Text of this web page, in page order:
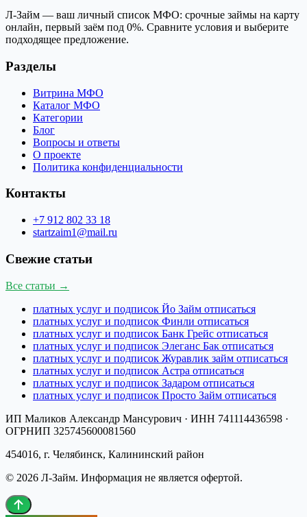
Л-Займ — ваш личный список МФО: срочные займы на карту
онлайн, первый заём под 0%. Сравните условия и выберите
подходящее предложение.
Разделы
Витрина МФО
Каталог МФО
Категории
Блог
Вопросы и ответы
О проекте
Политика конфиденциальности
Контакты
+7 912 802 33 18
startzaim1@mail.ru
Свежие статьи
Все статьи →
платных услуг и подписок Йо Займ отписаться
платных услуг и подписок Финли отписаться
платных услуг и подписок Банк Грейс отписаться
платных услуг и подписок Элеганс Бак отписаться
платных услуг и подписок Журавлик займ отписаться
платных услуг и подписок Астра отписаться
платных услуг и подписок Задаром отписаться
платных услуг и подписок Просто Займ отписаться
ИП Маликов Александр Мансурович · ИНН 741114436598 ·
ОГРНИП 325745600081560
454016, г. Челябинск, Калининский район
© 2026 Л-Займ. Информация не является офертой.